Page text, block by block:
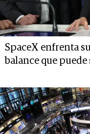
SpaceX enfrenta
balance que